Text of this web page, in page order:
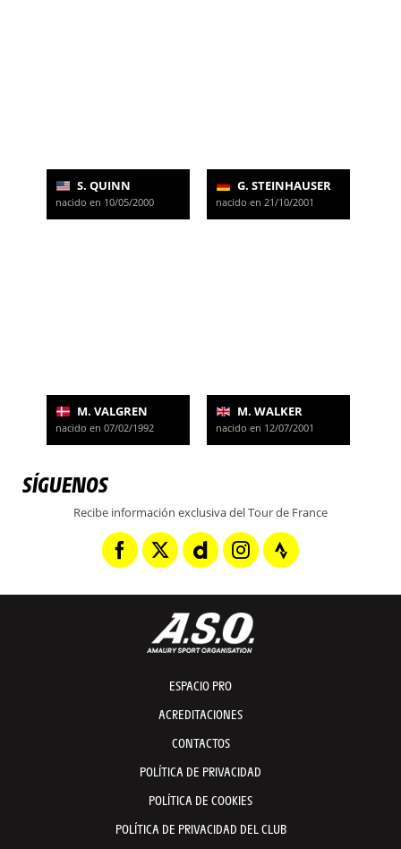
S. QUINN
nacido en 10/05/2000
G. STEINHAUSER
nacido en 21/10/2001
M. VALGREN
nacido en 07/02/1992
M. WALKER
nacido en 12/07/2001
SÍGUENOS
Recibe información exclusiva del Tour de France
ESPACIO PRO
ACREDITACIONES
CONTACTOS
POLÍTICA DE PRIVACIDAD
POLÍTICA DE COOKIES
POLÍTICA DE PRIVACIDAD DEL CLUB